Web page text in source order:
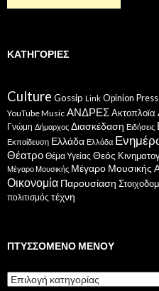
ΚΑΤΗΓΟΡΊΕΣ
Culture Gossip Link Opinion Press
YouTube Music ΑΝΔΡΕΣΑκτοπλοϊα
Γνώμη Δήμαρχος Διασκέδαση Ειδήσεις
Εκπαίδευση Ελλάδα Ελλάδα
Θέατρο Θέμα Υγείας Θεός
Μέγαρο Μουσικής Μέγαρο Μουσικής
Οικονομία Παρουσίαση
πολιτισμός τέχνη
ΠΤΥΣΣΌΜΕΝΟ ΜΕΝΟΎ
Πτυσσόμενο